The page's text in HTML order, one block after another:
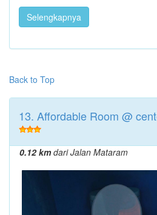
Selengkapnya
Back to Top
13. Affordable Room @
0.12 kmdari Jalan Mataram